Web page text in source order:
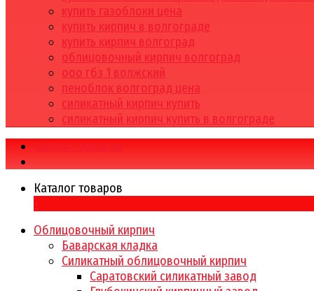
купить газоблоки цена
купить кирпич в волгограде
купить кирпич волгоград
облицовочный кирпич волгоград
ооо гбз 1 волжский
пеноблок волгоград цена
силикатный кирпич купить
силикатный кирпич купить в волгограде
Каталог товаров
Каталог товаров
×
Облицовочный кирпич
Баварская кладка
Силикатный облицовочный кирпич
Саратовский силикатный завод